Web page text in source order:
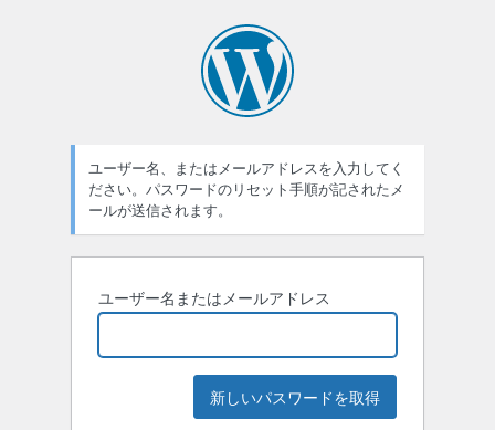
ユーザー名、またはメールアドレスを入力してく
ださい。パスワードのリセット手順が記されたメ
ールが送信されます。
ユーザー名またはメールアドレス